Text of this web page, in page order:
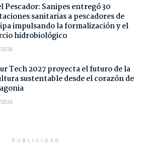
Pescador: Sanipes entregó 30
sanitarias a pescadores de
impulsando la formalización y el
hidrobiológico
Tech 2027 proyecta el futuro de la
sustentable desde el corazón de
PUBLICIDAD